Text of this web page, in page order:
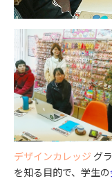
デザインカレッジ グ
を知る目的で、学生の